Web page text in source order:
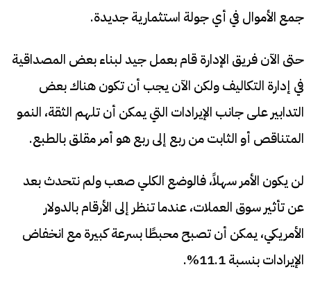
جمع الأموال في أي جولة استثمارية جديدة.
حتى الآن فريق الإدارة قام بعمل جيد لبناء بعض المصداقية
في إدارة التكاليف ولكن الآن يجب أن تكون هناك بعض
التدابير على جانب الإيرادات التي يمكن أن تلهم الثقة، النمو
المتناقص أو الثابت من ربع إلى ربع هو أمر مقلق بالطبع.
لن يكون الأمر سهلاً، فالوضع الكلي صعب ولم نتحدث بعد
عن تأثير سوق العملات، عندما تنظر إلى الأرقام بالدولار
الأمريكي، يمكن أن تصبح محبطًا بسرعة كبيرة مع انخفاض
الإيرادات بنسبة 11.1%.